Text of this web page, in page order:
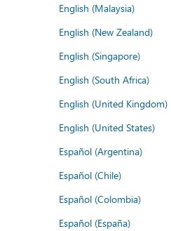
English (Malaysia)
English (New Zealand)
English (Singapore)
English (South Africa)
English (United Kingdom)
English (United States)
Español (Argentina)
Español (Chile)
Español (Colombia)
Español (España)